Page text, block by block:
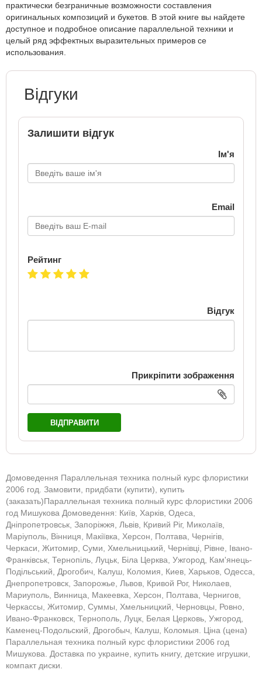
практически безграничные возможности составления
оригинальных композиций и букетов. В этой книге вы найдете
доступное и подробное описание параллельной техники и
целый ряд эффектных выразительных примеров се
использования.
Відгуки
Залишити відгук
Ім'я
Email
Рейтинг
Відгук
Прикріпити зображення
ВІДПРАВИТИ
Домоведення Параллельная техника полный курс флористики
2006 год. Замовити, придбати (купити), купить
(заказать)Параллельная техника полный курс флористики 2006
год Мишукова Домоведення: Київ, Харків, Одеса,
Дніпропетровськ, Запоріжжя, Львів, Кривий Ріг, Миколаїв,
Маріуполь, Вінниця, Макіївка, Херсон, Полтава, Чернігів,
Черкаси, Житомир, Суми, Хмельницький, Чернівці, Рівне, Івано-
Франківськ, Тернопіль, Луцьк, Біла Церква, Ужгород, Кам'янець-
Подільський, Дрогобич, Калуш, Коломия, Киев, Харьков, Одесса,
Днепропетровск, Запорожье, Львов, Кривой Рог, Николаев,
Мариуполь, Винница, Макеевка, Херсон, Полтава, Чернигов,
Черкассы, Житомир, Суммы, Хмельницкий, Черновцы, Ровно,
Ивано-Франковск, Тернополь, Луцк, Белая Церковь, Ужгород,
Каменец-Подольский, Дрогобыч, Калуш, Коломыя. Ціна (цена)
Параллельная техника полный курс флористики 2006 год
Мишукова. Доставка по украине, купить книгу, детские игрушки,
компакт диски.